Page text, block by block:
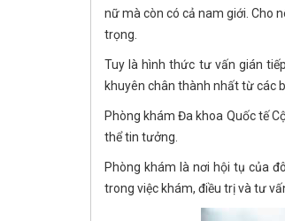
nữ mà còn có cả nam giới. Cho
trọng.
Tuy là hình thức tư vấn gián
khuyên chân thành nhất từ các
Phòng khám Đa khoa Quốc tế
thể tin tưởng.
Phòng khám là nơi hội tụ của
trong việc khám, điều trị và tư